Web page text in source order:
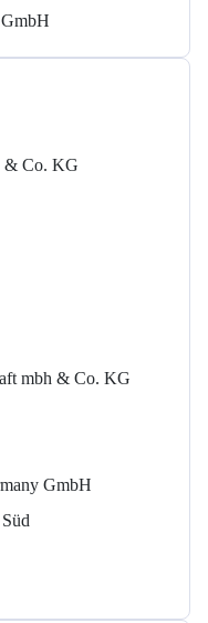
& Co. KG
mbh & Co. KG
GmbH